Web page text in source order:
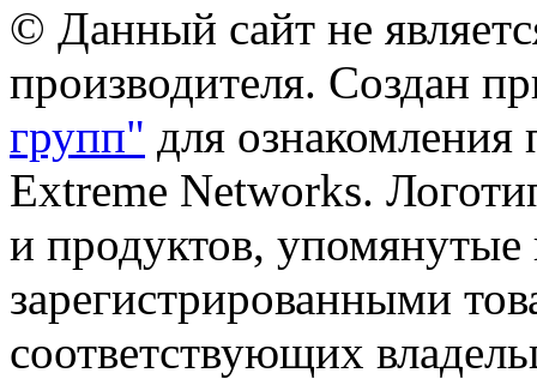
© Данный сайт не
производителя. Создан
групп" для ознакомления
Extreme Networks.
и продуктов, упомянутые
зарегистрированными
соответствующих